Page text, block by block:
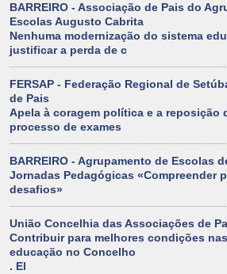
BARREIRO - Associação de Pais do
Escolas Augusto Cabrita
Nenhuma modernização do sistema
justificar a perda de c
FERSAP - Federação Regional de
de Pais
Apela à coragem política e a reposição
processo de exames
BARREIRO - Agrupamento de Escolas
Jornadas Pedagógicas «Compreender
desafios»
União Concelhia das Associações de
Contribuir para melhores condições
educação no Concelho
. El